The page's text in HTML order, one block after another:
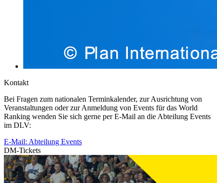
Kontakt
Bei Fragen zum nationalen Terminkalender, zur Ausrichtung von
Veranstaltungen oder zur Anmeldung von Events für das World
Ranking wenden Sie sich gerne per E-Mail an die Abteilung Events
im DLV:
E-Mail: Abteilung Events
DM-Tickets